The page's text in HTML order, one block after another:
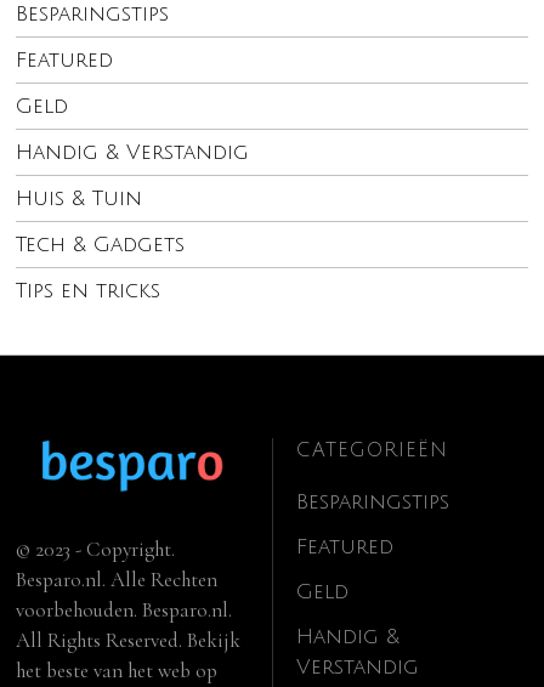
Besparingstips
Featured
Geld
Handig & Verstandig
Huis & Tuin
Tech & Gadgets
Tips en tricks
© 2023 - Copyright.
Besparo.nl. Alle Rechten
voorbehouden. Besparo.nl.
All Rights Reserved. Bekijk
het beste van het web op
CATEGORIEËN
Besparingstips
Featured
Geld
Handig &
Verstandig